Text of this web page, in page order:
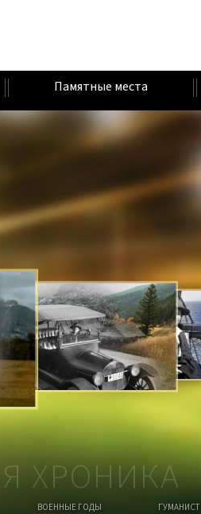
Памятные места
В
Е
Н
И
Е
Г
У
Н
И
С
Т
В
О
Н
Ы
Г
О
Д
Ы
ХРОНИКА
ВОЕННЫЕ ГОДЫ
ГУМАНИСТ